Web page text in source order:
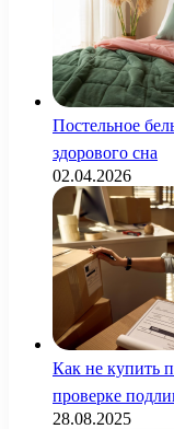
Постельное
здорового сна
02.04.2026
Как не купить
проверке
28.08.2025